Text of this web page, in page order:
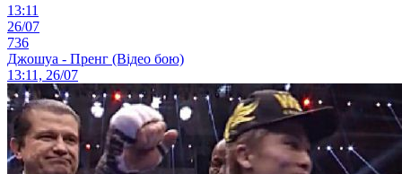
13:11
26/07
736
Джошуа - Пренг (Відео бою)
13:11, 26/07